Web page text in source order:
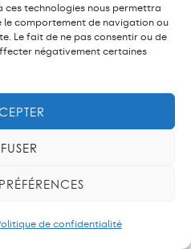
ces technologies nous permettra
le comportement de navigation ou
Le fait de ne pas consentir ou de
négativement certaines
de confidentialité